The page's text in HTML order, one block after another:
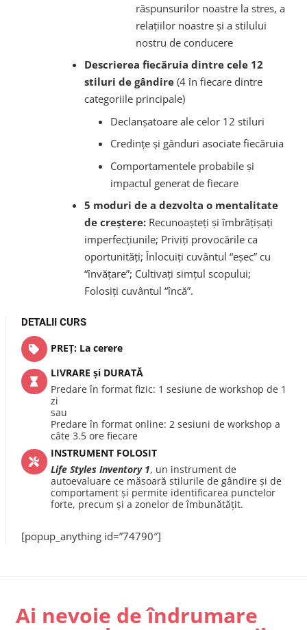
răspunsurilor noastre la stres, a
relațiilor noastre și a stilului
nostru de conducere
Descrierea fiecăruia dintre cele 12
stiluri de gândire (4 în fiecare dintre
categoriile principale)
Declanșatoare ale celor 12 stiluri
Credințe și gânduri asociate fiecăruia
Comportamentele probabile și
impactul generat de fiecare
5 moduri de a dezvolta o mentalitate
de creștere: Recunoașteți și îmbrățișați
imperfecțiunile; Priviți provocările ca
oportunități; Înlocuiți cuvântul “eșec” cu
“învățare”; Cultivați simțul scopului;
Folosiți cuvântul “încă”.
DETALII CURS
PREȚ: La cerere
LIVRARE și DURATĂ
Predare în format fizic: 1 sesiune de workshop de 1
zi
sau
Predare în format online: 2 sesiuni de workshop a
câte 3.5 ore fiecare
INSTRUMENT FOLOSIT
Life Styles Inventory 1, un instrument de
autoevaluare ce măsoară stilurile de gândire și de
comportament și permite identificarea punctelor
forte, precum și a zonelor de îmbunătățit.
[popup_anything id=”74790″]
Ai nevoie de îndrumare